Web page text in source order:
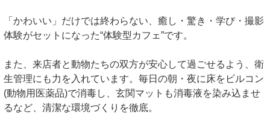
「かわいい」だけでは終わらない、癒し・驚き・学び・撮影
体験がセットになった“体験型カフェ”です。
また、来店者と動物たちの双方が安心して過ごせるよう、衛
生管理にも力を入れています。毎日の朝・夜に床をビルコン
(動物用医薬品)で消毒し、玄関マットも消毒液を染み込ませ
るなど、清潔な環境づくりを徹底。